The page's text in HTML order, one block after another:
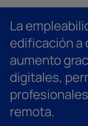
La
edificación a
aumento
digitales,
remota.